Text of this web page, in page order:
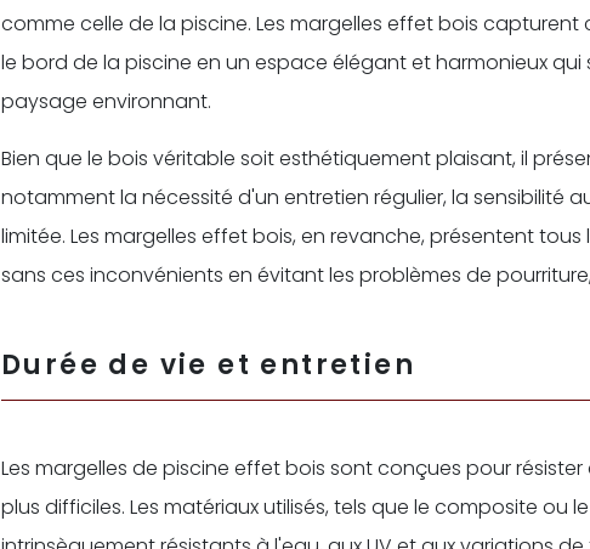
comme celle de la piscine. Les margelles effet bois
le bord de la piscine en un espace élégant et harmonieux
paysage environnant.
Bien que le bois véritable soit esthétiquement plaisant, il
notamment la nécessité d'un entretien régulier, la sensibilité
limitée. Les margelles effet bois, en revanche, présentent
sans ces inconvénients en évitant les problèmes de
Durée de vie et entretien
Les margelles de piscine effet bois sont conçues pour
plus difficiles. Les matériaux utilisés, tels que le composite ou